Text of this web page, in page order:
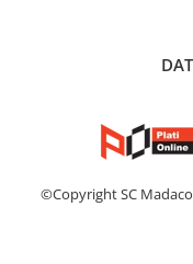
©Copyright SC